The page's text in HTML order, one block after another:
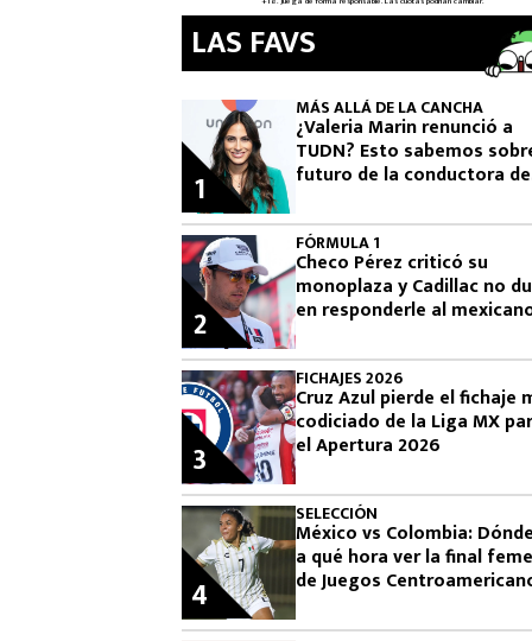
LAS FAVS
MÁS ALLÁ DE LA CANCHA
¿Valeria Marin renunció a
TUDN? Esto sabemos
futuro de la conductora de
1
FÓRMULA 1
Checo Pérez criticó su
monoplaza y Cadillac no
en responderle al
2
FICHAJES 2026
Cruz Azul pierde el fichaje
codiciado de la Liga MX
el Apertura 2026
3
SELECCIÓN
México vs Colombia:
a qué hora ver la final
de Juegos
4